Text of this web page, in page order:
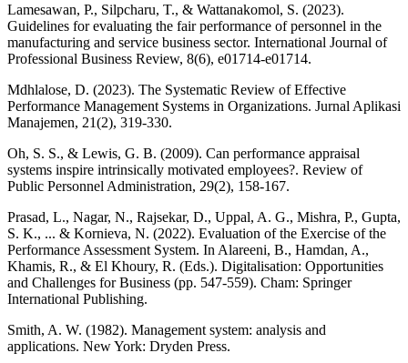
Lamesawan, P., Silpcharu, T., & Wattanakomol, S. (2023).
Guidelines for evaluating the fair performance of personnel in the
manufacturing and service business sector. International Journal of
Professional Business Review, 8(6), e01714-e01714.
Mdhlalose, D. (2023). The Systematic Review of Effective
Performance Management Systems in Organizations. Jurnal Aplikasi
Manajemen, 21(2), 319-330.
Oh, S. S., & Lewis, G. B. (2009). Can performance appraisal
systems inspire intrinsically motivated employees?. Review of
Public Personnel Administration, 29(2), 158-167.
Prasad, L., Nagar, N., Rajsekar, D., Uppal, A. G., Mishra, P., Gupta,
S. K., ... & Kornieva, N. (2022). Evaluation of the Exercise of the
Performance Assessment System. In Alareeni, B., Hamdan, A.,
Khamis, R., & El Khoury, R. (Eds.). Digitalisation: Opportunities
and Challenges for Business (pp. 547-559). Cham: Springer
International Publishing.
Smith, A. W. (1982). Management system: analysis and
applications. New York: Dryden Press.